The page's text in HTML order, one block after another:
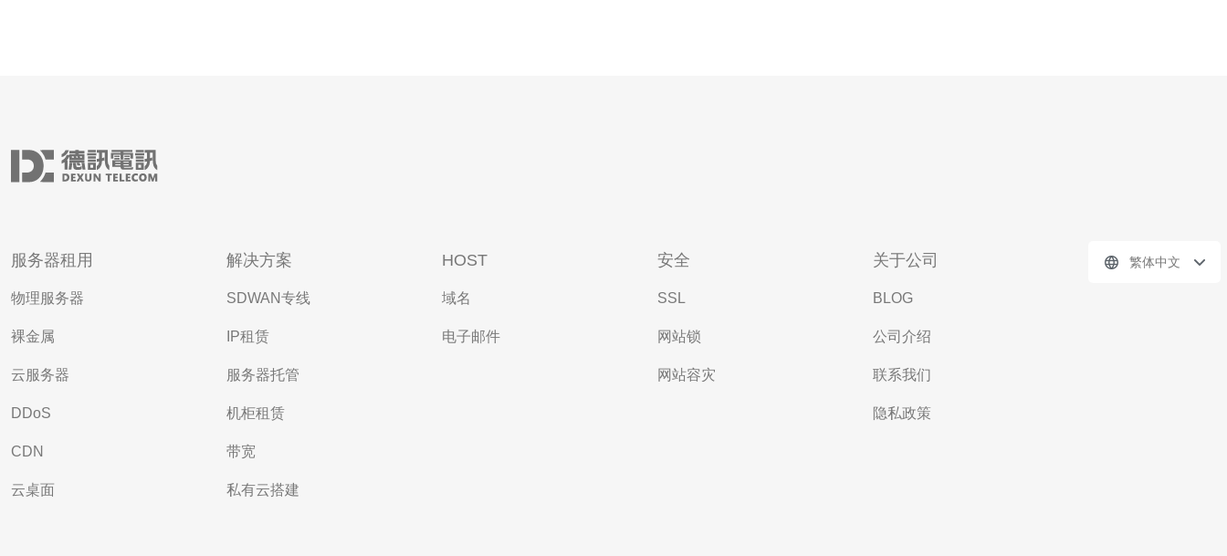
服务器租用
物理服务器
裸金属
云服务器
DDoS
CDN
云桌面
解决方案
SDWAN专线
IP租赁
服务器托管
机柜租赁
带宽
私有云搭建
HOST
域名
电子邮件
安全
SSL
网站锁
网站容灾
关于公司
BLOG
公司介绍
联系我们
隐私政策
繁体中文